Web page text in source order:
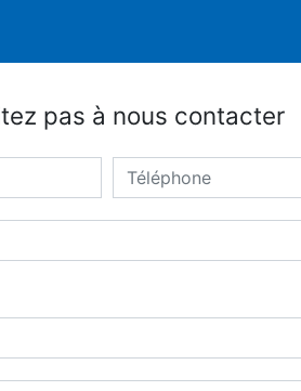
pas à nous contacter